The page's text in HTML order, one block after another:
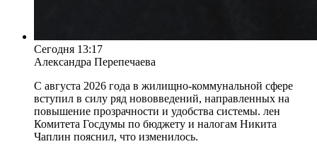
Сегодня 13:17
Александра Перепечаева
С августа 2026 года в жилищно-коммунальной сфере
вступил в силу ряд нововведений, направленных на
повышение прозрачности и удобства системы. лен
Комитета Госдумы по бюджету и налогам Никита
Чаплин пояснил, что изменилось.